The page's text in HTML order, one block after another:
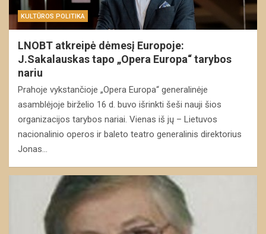
KULTŪROS POLITIKA
LNOBT atkreipė dėmesį Europoje:
J.Sakalauskas tapo „Opera Europa“ tarybos
nariu
Prahoje vykstančioje „Opera Europa“ generalinėje
asamblėjoje birželio 16 d. buvo išrinkti šeši nauji šios
organizacijos tarybos nariai. Vienas iš jų – Lietuvos
nacionalinio operos ir baleto teatro generalinis direktorius
Jonas…